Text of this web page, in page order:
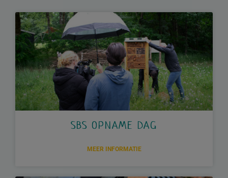
SBS OPNAME DAG
MEER INFORMATIE